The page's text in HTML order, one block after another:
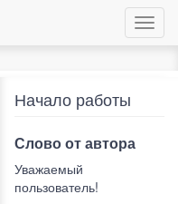
Начало работы
Слово от автора
Уважаемый
пользователь!